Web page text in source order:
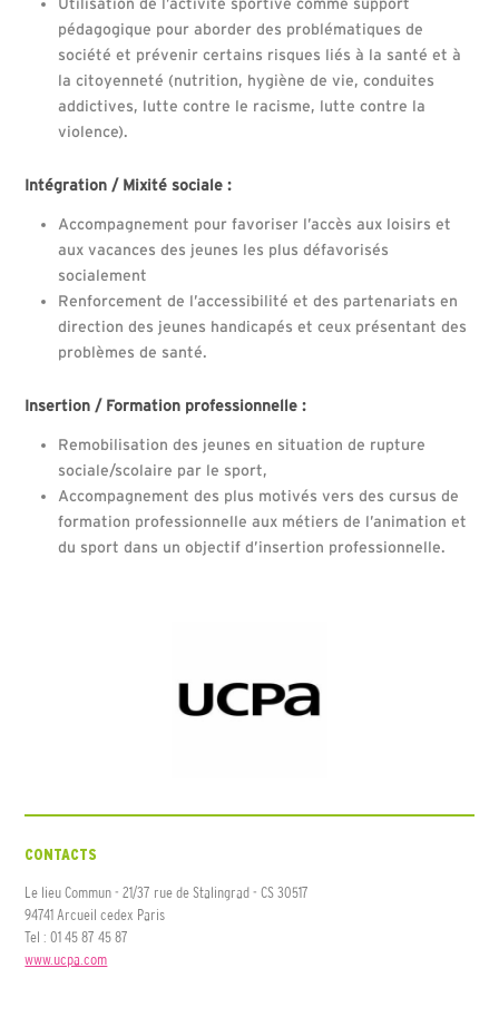
pédagogique pour aborder des problématiques de
société et prévenir certains risques liés à la santé et à
la citoyenneté (nutrition, hygiène de vie, conduites
addictives, lutte contre le racisme, lutte contre la
violence).
Intégration / Mixité sociale :
Accompagnement pour favoriser l’accès aux loisirs et
aux vacances des jeunes les plus défavorisés
socialement
Renforcement de l’accessibilité et des partenariats en
direction des jeunes handicapés et ceux présentant des
problèmes de santé.
Insertion / Formation professionnelle :
Remobilisation des jeunes en situation de rupture
sociale/scolaire par le sport,
Accompagnement des plus motivés vers des cursus de
formation professionnelle aux métiers de l’animation et
du sport dans un objectif d’insertion professionnelle.
CONTACTS
Le lieu Commun - 21/37 rue de Stalingrad - CS 30517
94741 Arcueil cedex Paris
Tel : 01 45 87 45 87
www.ucpa.com